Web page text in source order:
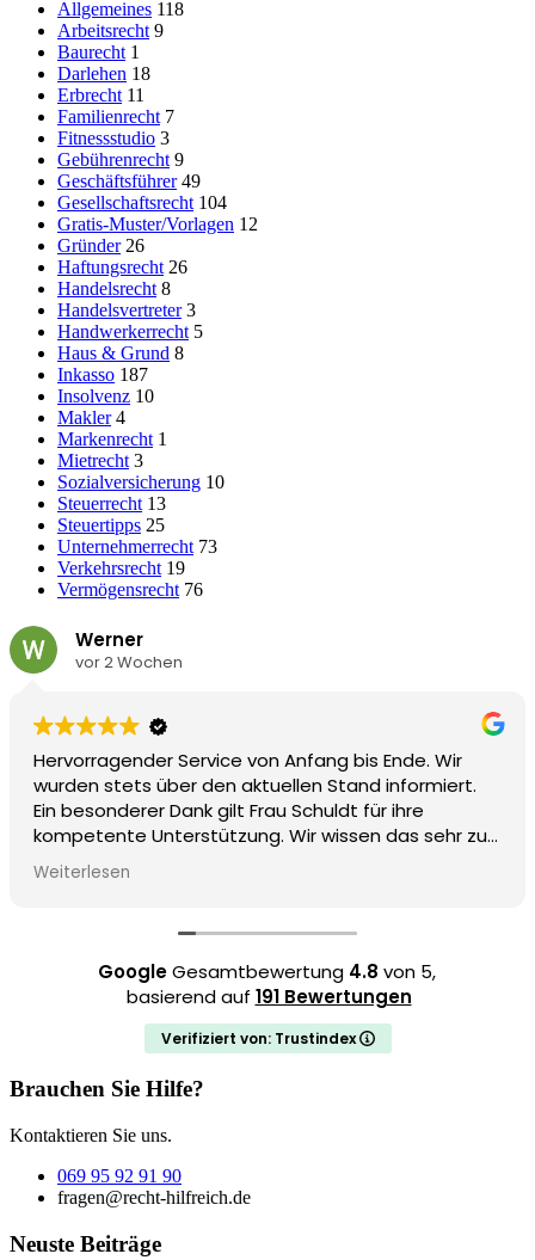
Allgemeines 118
Arbeitsrecht 9
Baurecht 1
Darlehen 18
Erbrecht 11
Familienrecht 7
Fitnessstudio 3
Gebührenrecht 9
Geschäftsführer 49
Gesellschaftsrecht 104
Gratis-Muster/Vorlagen 12
Gründer 26
Haftungsrecht 26
Handelsrecht 8
Handelsvertreter 3
Handwerkerrecht 5
Haus & Grund 8
Inkasso 187
Insolvenz 10
Makler 4
Markenrecht 1
Mietrecht 3
Sozialversicherung 10
Steuerrecht 13
Steuertipps 25
Unternehmerrecht 73
Verkehrsrecht 19
Vermögensrecht 76
Werner
vor 2 Wochen
Hervorragender Service von Anfang bis Ende. Wir
wurden stets über den aktuellen Stand informiert.
Ein besonderer Dank gilt Frau Schuldt für ihre
kompetente Unterstützung. Wir wissen das sehr zu
schätzen.
Weiterlesen
GoogleGesamtbewertung 4.8 von 5,
basierend auf 191 Bewertungen
Verifiziert von: Trustindex
Brauchen Sie Hilfe?
Kontaktieren Sie uns.
069 95 92 91 90
fragen@recht-hilfreich.de
Neuste Beiträge